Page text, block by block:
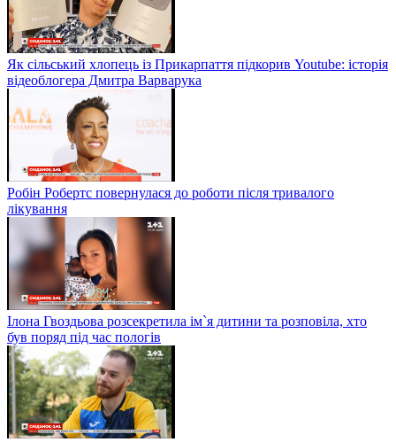
Як сільський хлопець із Прикарпаття підкорив Youtube: історія
відеоблогера Дмитра Варварука
Робін Робертс повернулася до роботи після тривалого
лікування
Ілона Гвоздьова розсекретила ім`я дитини та розповіла, хто
був поряд під час пологів